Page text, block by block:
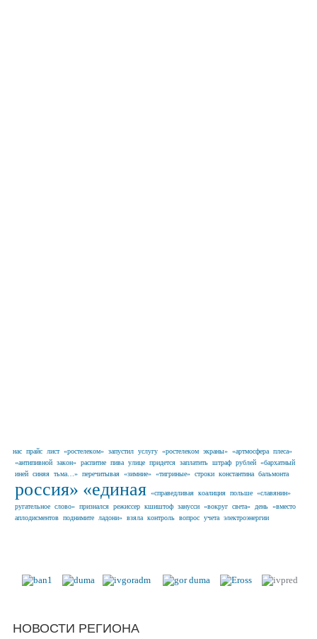
нас прайс лист «ростелеком» запустил услугу «ростелеком экраны» «артмосфера плеса»
«антипивной закон» распитие пива улице придется заплатить штраф рублей «бархатный
иней синяя тьма…» перечитывая «зимние» «тигриные» строки константина бальмонта
россия» «единая «справедливая коалиция польше «славянин»
ругательное слово» признался режиссер кшиштоф занусси «вокруг света» день «вместо
аплодисментов поднимите ладони» взяла контроль вопрос учета электроэнергии
НОВОСТИ РЕГИОНА